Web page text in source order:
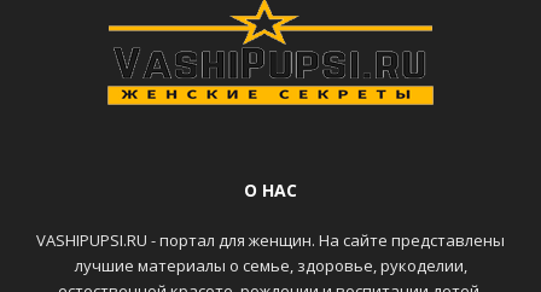
О НАС
VASHIPUPSI.RU - портал для женщин. На сайте представлены
лучшие материалы о семье, здоровье, рукоделии,